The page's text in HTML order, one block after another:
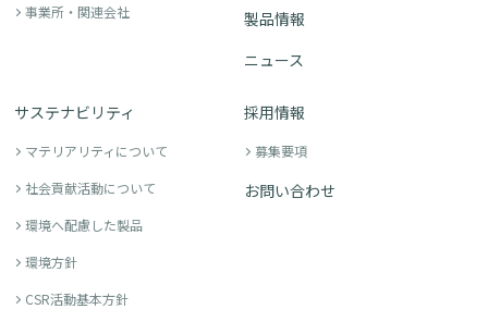
事業所・関連会社
製品情報
ニュース
サステナビリティ
マテリアリティについて
社会貢献活動について
環境へ配慮した製品
環境方針
CSR活動基本方針
採用情報
募集要項
お問い合わせ